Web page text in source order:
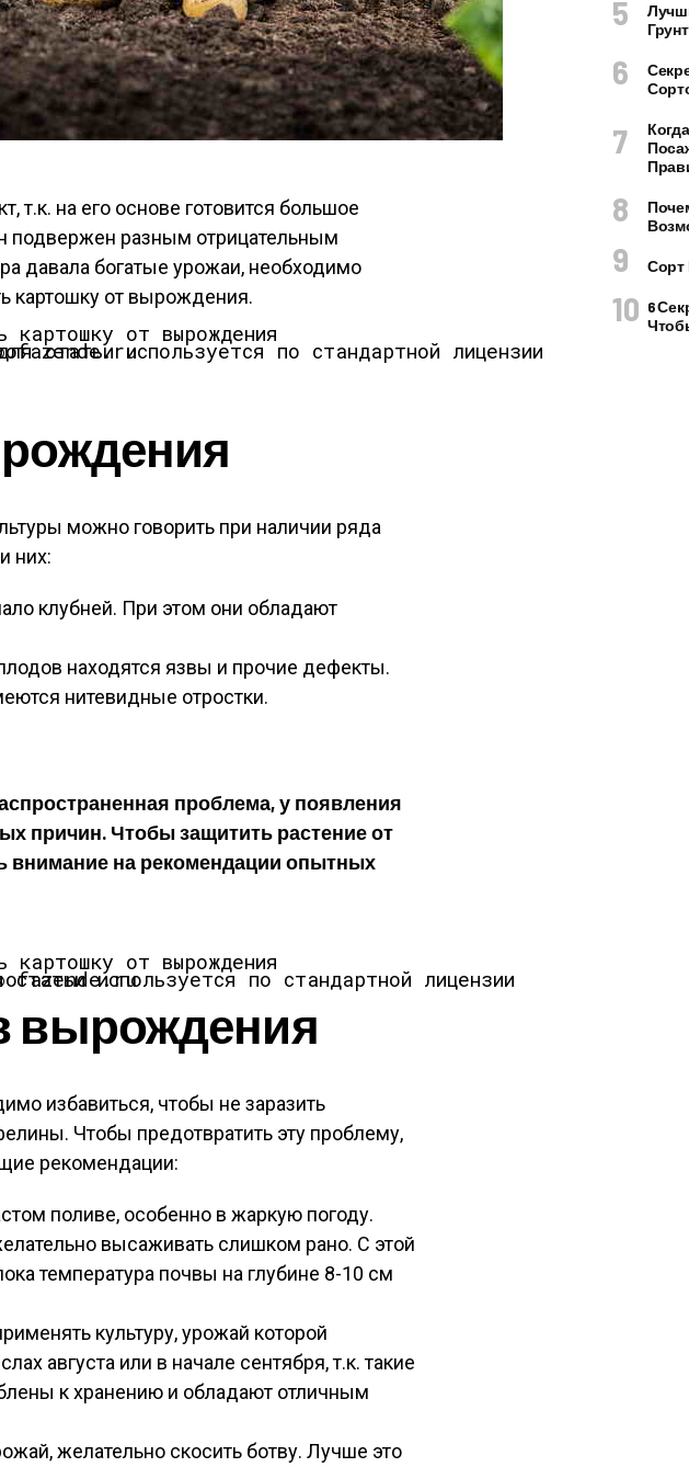
т.к. на его основе готовится большое
подвержен разным отрицательным
давала богатые урожаи, необходимо
картошку от вырождения.
для статьи используется по стандартной лицензии ©ofazende.ru
можно говорить при наличии ряда
них:
клубней. При этом они обладают
находятся язвы и прочие дефекты.
нитевидные отростки.
проблема, у появления
причин. Чтобы защитить растение от
внимание на рекомендации опытных
для статьи используется по стандартной лицензии ©ofazende.ru
вырождения
избавиться, чтобы не заразить
Чтобы предотвратить эту проблему,
рекомендации:
поливе, особенно в жаркую погоду.
высаживать слишком рано. С этой
температура почвы на глубине 8-10 см
культуру, урожай которой
августа или в начале сентября, т.к. такие
к хранению и обладают отличным
желательно скосить ботву. Лучше это
Сорт
6